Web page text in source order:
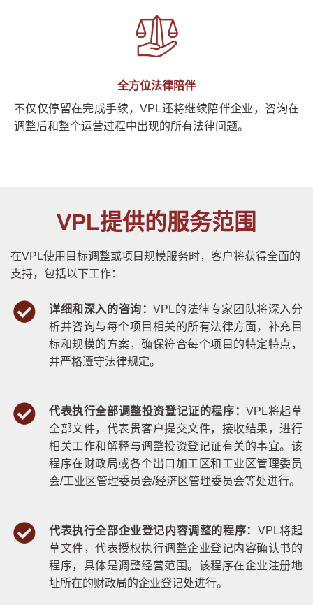
全方位法律陪伴
不仅仅停留在完成手续，VPL还将继续陪伴企业，咨询在
调整后和整个运营过程中出现的所有法律问题。
VPL提供的服务范围
在VPL使用目标调整或项目规模服务时，客户将获得全面的
支持，包括以下工作：
详细和深入的咨询：VPL的法律专家团队将深入分
析并咨询与每个项目相关的所有法律方面，补充目
标和规模的方案，确保符合每个项目的特定特点，
并严格遵守法律规定。
代表执行全部调整投资登记证的程序：VPL将起草
全部文件，代表贵客户提交文件，接收结果，进行
相关工作和解释与调整投资登记证有关的事宜。该
程序在财政局或各个出口加工区和工业区管理委员
会/工业区管理委员会/经济区管理委员会等处进行。
代表执行全部企业登记内容调整的程序： VPL将起
草文件，代表授权执行调整企业登记内容确认书的
程序，具体是调整经营范围。该程序在企业注册地
址所在的财政局的企业登记处进行。